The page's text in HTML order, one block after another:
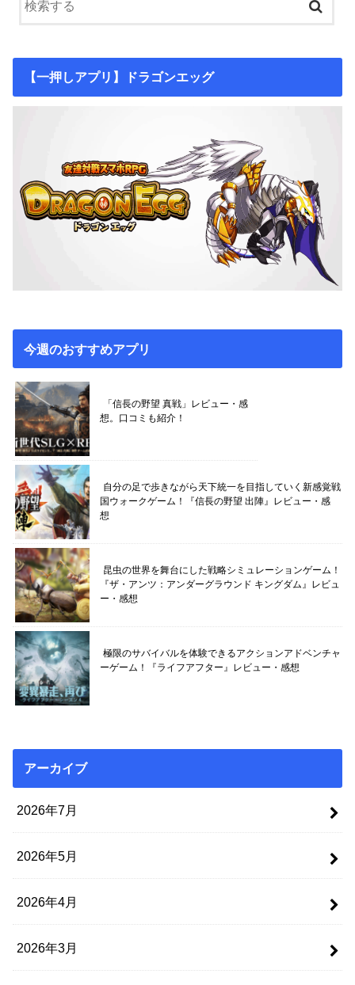
【一押しアプリ】ドラゴンエッグ
今週のおすすめアプリ
「信長の野望 真戦」レビュー・感
想。口コミも紹介！
自分の足で歩きながら天下統一を目指していく新感覚戦
国ウォークゲーム！『信長の野望 出陣』レビュー・感
想
昆虫の世界を舞台にした戦略シミュレーションゲーム！
『ザ・アンツ：アンダーグラウンド キングダム』レビュ
ー・感想
極限のサバイバルを体験できるアクションアドベンチャ
ーゲーム！『ライフアフター』レビュー・感想
アーカイブ
2026年7月
2026年5月
2026年4月
2026年3月